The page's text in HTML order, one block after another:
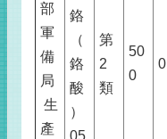
部
軍
備
局
生
產
鉻
（
鉻
酸
）
05
第
2
類
50
0
0